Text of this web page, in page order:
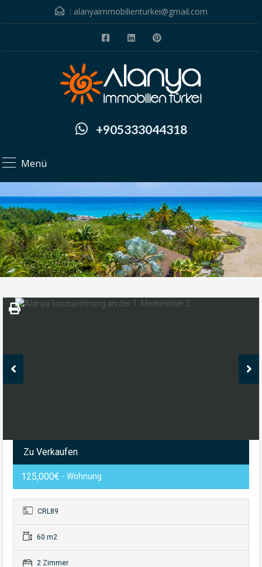
: alanyaimmobilienturkei@gmail.com
+905333044318
Menü
Zu Verkaufen
125,000€ - Wohnung
CRL89
60 m2
2 Zimmer